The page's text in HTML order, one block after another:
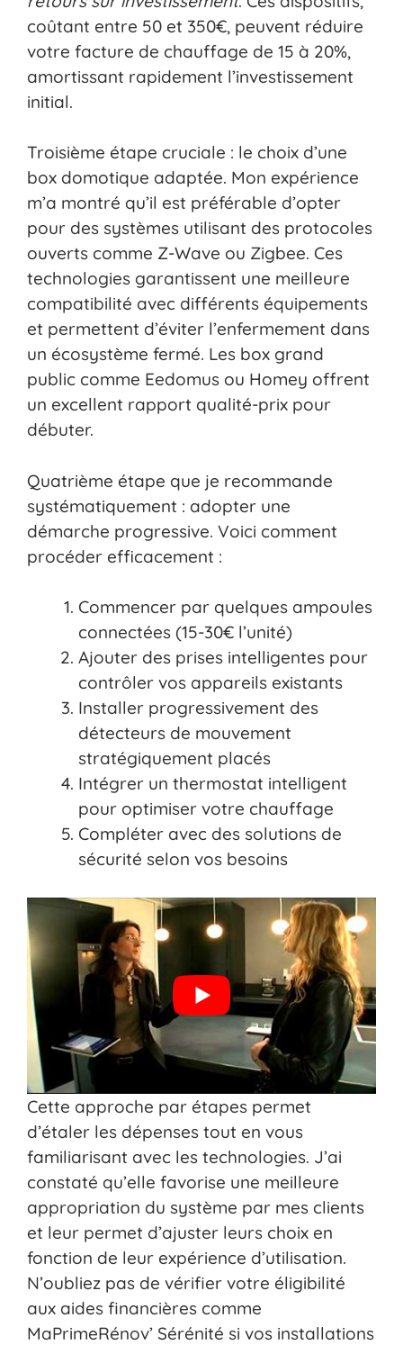
coûtant entre 50 et 350€, peuvent réduire
votre facture de chauffage de 15 à 20%,
amortissant rapidement l’investissement
initial.
Troisième étape cruciale : le choix d’une
box domotique adaptée. Mon expérience
m’a montré qu’il est préférable d’opter
pour des systèmes utilisant des protocoles
ouverts comme Z-Wave ou Zigbee. Ces
technologies garantissent une meilleure
compatibilité avec différents équipements
et permettent d’éviter l’enfermement dans
un écosystème fermé. Les box grand
public comme Eedomus ou Homey offrent
un excellent rapport qualité-prix pour
débuter.
Quatrième étape que je recommande
systématiquement : adopter une
démarche progressive. Voici comment
procéder efficacement :
Commencer par quelques ampoules
connectées (15-30€ l’unité)
Ajouter des prises intelligentes pour
contrôler vos appareils existants
Installer progressivement des
détecteurs de mouvement
stratégiquement placés
Intégrer un thermostat intelligent
pour optimiser votre chauffage
Compléter avec des solutions de
sécurité selon vos besoins
Cette approche par étapes permet
d’étaler les dépenses tout en vous
familiarisant avec les technologies. J’ai
constaté qu’elle favorise une meilleure
appropriation du système par mes clients
et leur permet d’ajuster leurs choix en
fonction de leur expérience d’utilisation.
N’oubliez pas de vérifier votre éligibilité
aux aides financières comme
MaPrimeRénov’ Sérénité si vos installations